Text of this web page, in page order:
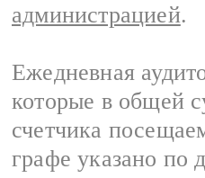
администрацией.
Ежедневная
которые в общей
счетчика
графе указано по